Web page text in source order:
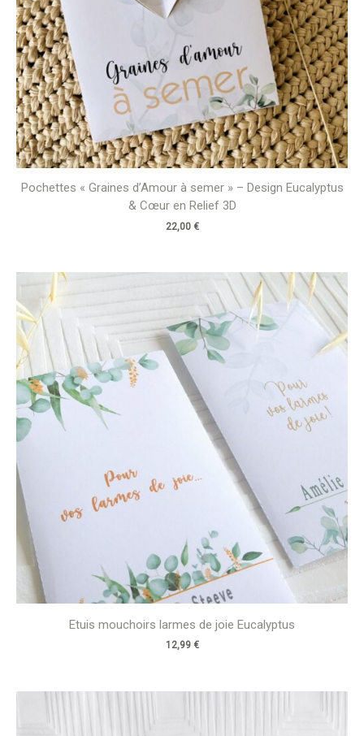
Pochettes « Graines d’Amour à semer » – Design Eucalyptus
& Cœur en Relief 3D
22,00 €
Etuis mouchoirs larmes de joie Eucalyptus
12,99 €